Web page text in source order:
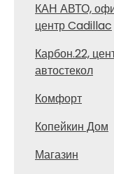
КАН АВТО,
центр Cadillac
Карбон.22,
автостекол
Комфорт
Копейкин Дом
Магазин